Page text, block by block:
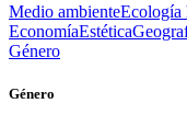
Medio ambienteEcología
EconomíaEstética
Género
Género